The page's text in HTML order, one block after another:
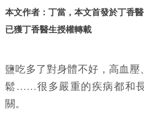
本文作者：丁當，本文首發於丁香
已獲丁香醫生授權轉載
鹽吃多了對身體不好，高血壓
鬆 ……很多嚴重的疾病都和
關。